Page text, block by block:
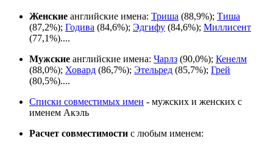
Женские английские имена: Триша (88,9%); Тиша
(87,2%); Годива (84,6%); Эдгифу (84,6%); Миллисент
(77,1%)....
Мужские английские имена: Чарлз (90,0%); Кенелм
(88,0%); Ховард (86,7%); Этельред (85,7%); Грей
(80,5%)....
Списки совместимых имен - мужских и женских с
именем Акэль
Расчет совместимости с любым именем: